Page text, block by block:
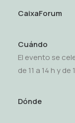
CaixaForum
Cuándo
El evento se
de 11 a 14 h y de
Dónde